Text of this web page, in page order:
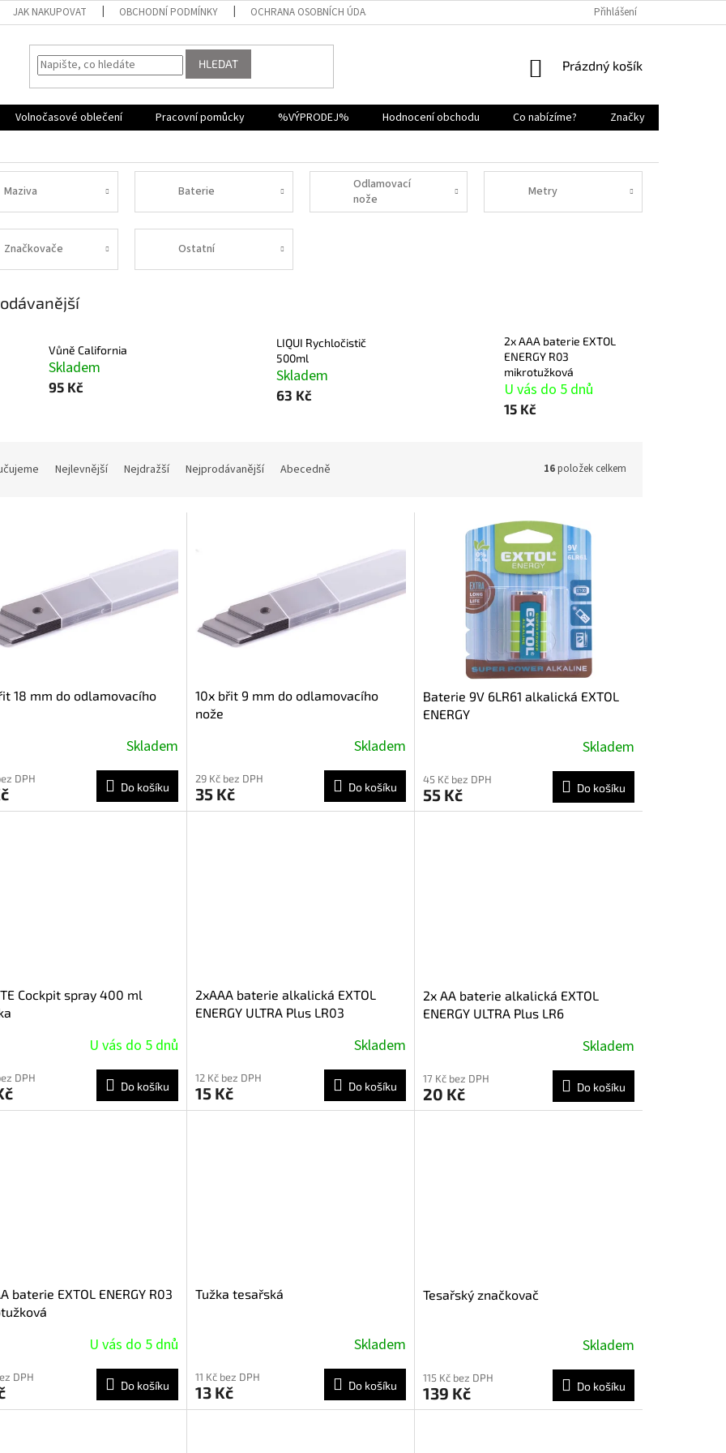
JAK NAKUPOVAT OBCHODNÍ PODMÍNKY OCHRANA OSOBNÍCH ÚDAJŮ NEJČASTĚJŠÍ DOTAZY
Přihlášení
HLEDAT
NÁKUPNÍ
Prázdný košík
Volnočasové oblečení Pracovní pomůcky %VÝPRODEJ% Hodnocení obchodu Co nabízíme?
Značky
Maziva Baterie
Odlamovací
nože
Metry
Značkovače Ostatní
Vůně California
Skladem
95 Kč
LIQUI Rychločistič
500ml
Skladem
63 Kč
2x AAA baterie EXTOL
ENERGY R03
mikrotužková
U vás do 5 dnů
15 Kč
Nejlevnější Nejdražší Nejprodávanější Abecedně 16položek celkem
18 mm do odlamovacího
Skladem
DPH
Do košíku
10x břit 9 mm do odlamovacího
nože
Skladem
29 Kč bez DPH
35 Kč Do košíku
Baterie 9V 6LR61 alkalická EXTOL
ENERGY
Skladem
45 Kč bez DPH
55 Kč Do košíku
Cockpit spray 400 ml
U vás do 5 dnů
DPH
Do košíku
2xAAA baterie alkalická EXTOL
ENERGY ULTRA Plus LR03
Skladem
12 Kč bez DPH
15 Kč Do košíku
2x AA baterie alkalická EXTOL
ENERGY ULTRA Plus LR6
Skladem
17 Kč bez DPH
20 Kč Do košíku
baterie EXTOL ENERGY R03
U vás do 5 dnů
DPH
Do košíku
Tužka tesařská
Skladem
11 Kč bez DPH
13 Kč Do košíku
Tesařský značkovač
Skladem
115 Kč bez DPH
139 Kč Do košíku